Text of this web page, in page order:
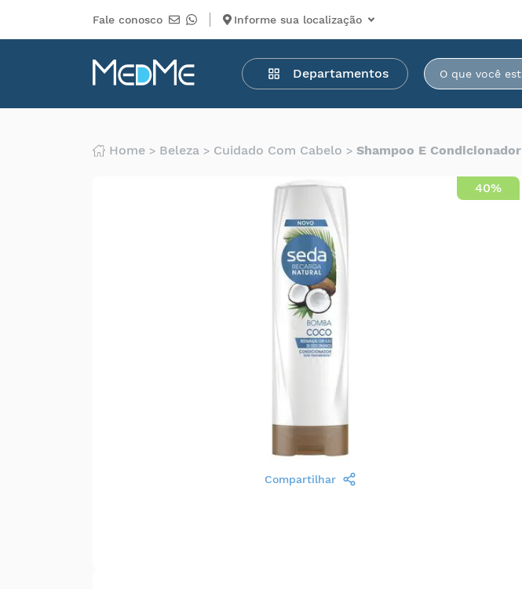
Fale conosco Informe sua localização
Departamentos
Departamentos
Medicamentos
Higiene
Home Beleza Cuidado Com Cabelo Shampoo E Condicionador
40%
Compartilhar